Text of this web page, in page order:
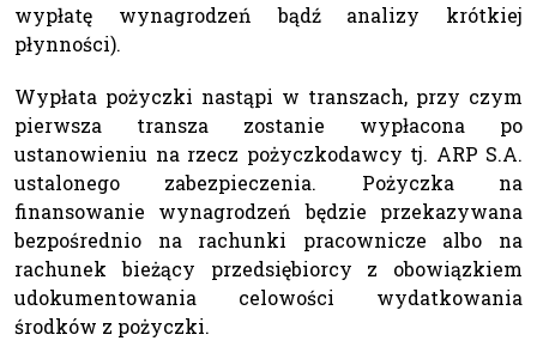
wypłatę wynagrodzeń bądź analizy krótkiej
płynności).
Wypłata pożyczki nastąpi w transzach, przy czym
pierwsza transza zostanie wypłacona po
ustanowieniu na rzecz pożyczkodawcy tj. ARP S.A.
ustalonego zabezpieczenia. Pożyczka na
finansowanie wynagrodzeń będzie przekazywana
bezpośrednio na rachunki pracownicze albo na
rachunek bieżący przedsiębiorcy z obowiązkiem
udokumentowania celowości wydatkowania
środków z pożyczki.